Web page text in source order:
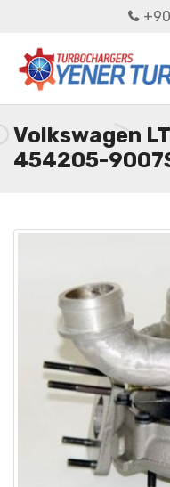
Volkswagen
454205-